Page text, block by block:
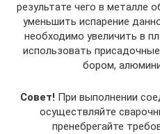
результате чего в металле
уменьшить испарение
необходимо увеличить в
использовать
бором,
Совет! При выполнении
осуществляйте
пренебрегайте